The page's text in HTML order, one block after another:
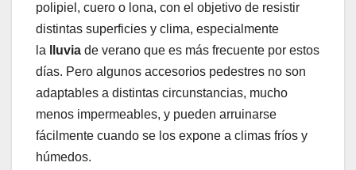
polipiel, cuero o lona, con el objetivo de resistir
distintas superficies y clima, especialmente
la
lluvia de verano que es más frecuente por estos
días. Pero algunos accesorios pedestres no son
adaptables a distintas circunstancias, mucho
menos impermeables, y pueden arruinarse
fácilmente cuando se los expone a climas fríos y
húmedos.